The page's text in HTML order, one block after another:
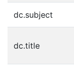
dc.subject
dc.title